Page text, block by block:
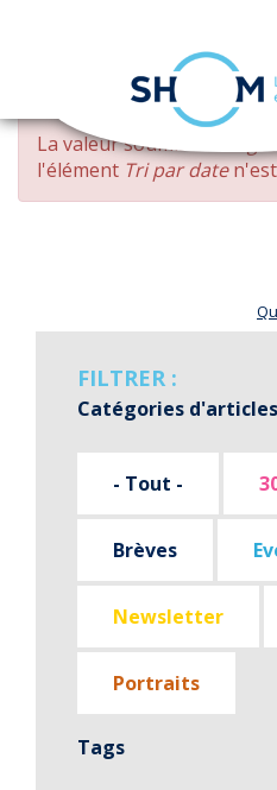
Aller
contenu
principal
MESSAGE
D'ERREUR
La valeur soumise
l'élément Tri par daten'est
FILTRER :
Catégories d'articles
- Tout -
Brèves
Newsletter
Portraits
Tags